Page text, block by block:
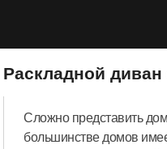
Раскладной
Сложно представить
большинстве домов